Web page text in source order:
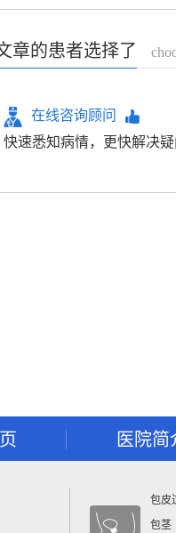
章的患者选择了
在线咨询顾问
快速悉知病情，更快解决疑
医院简
包皮
包茎